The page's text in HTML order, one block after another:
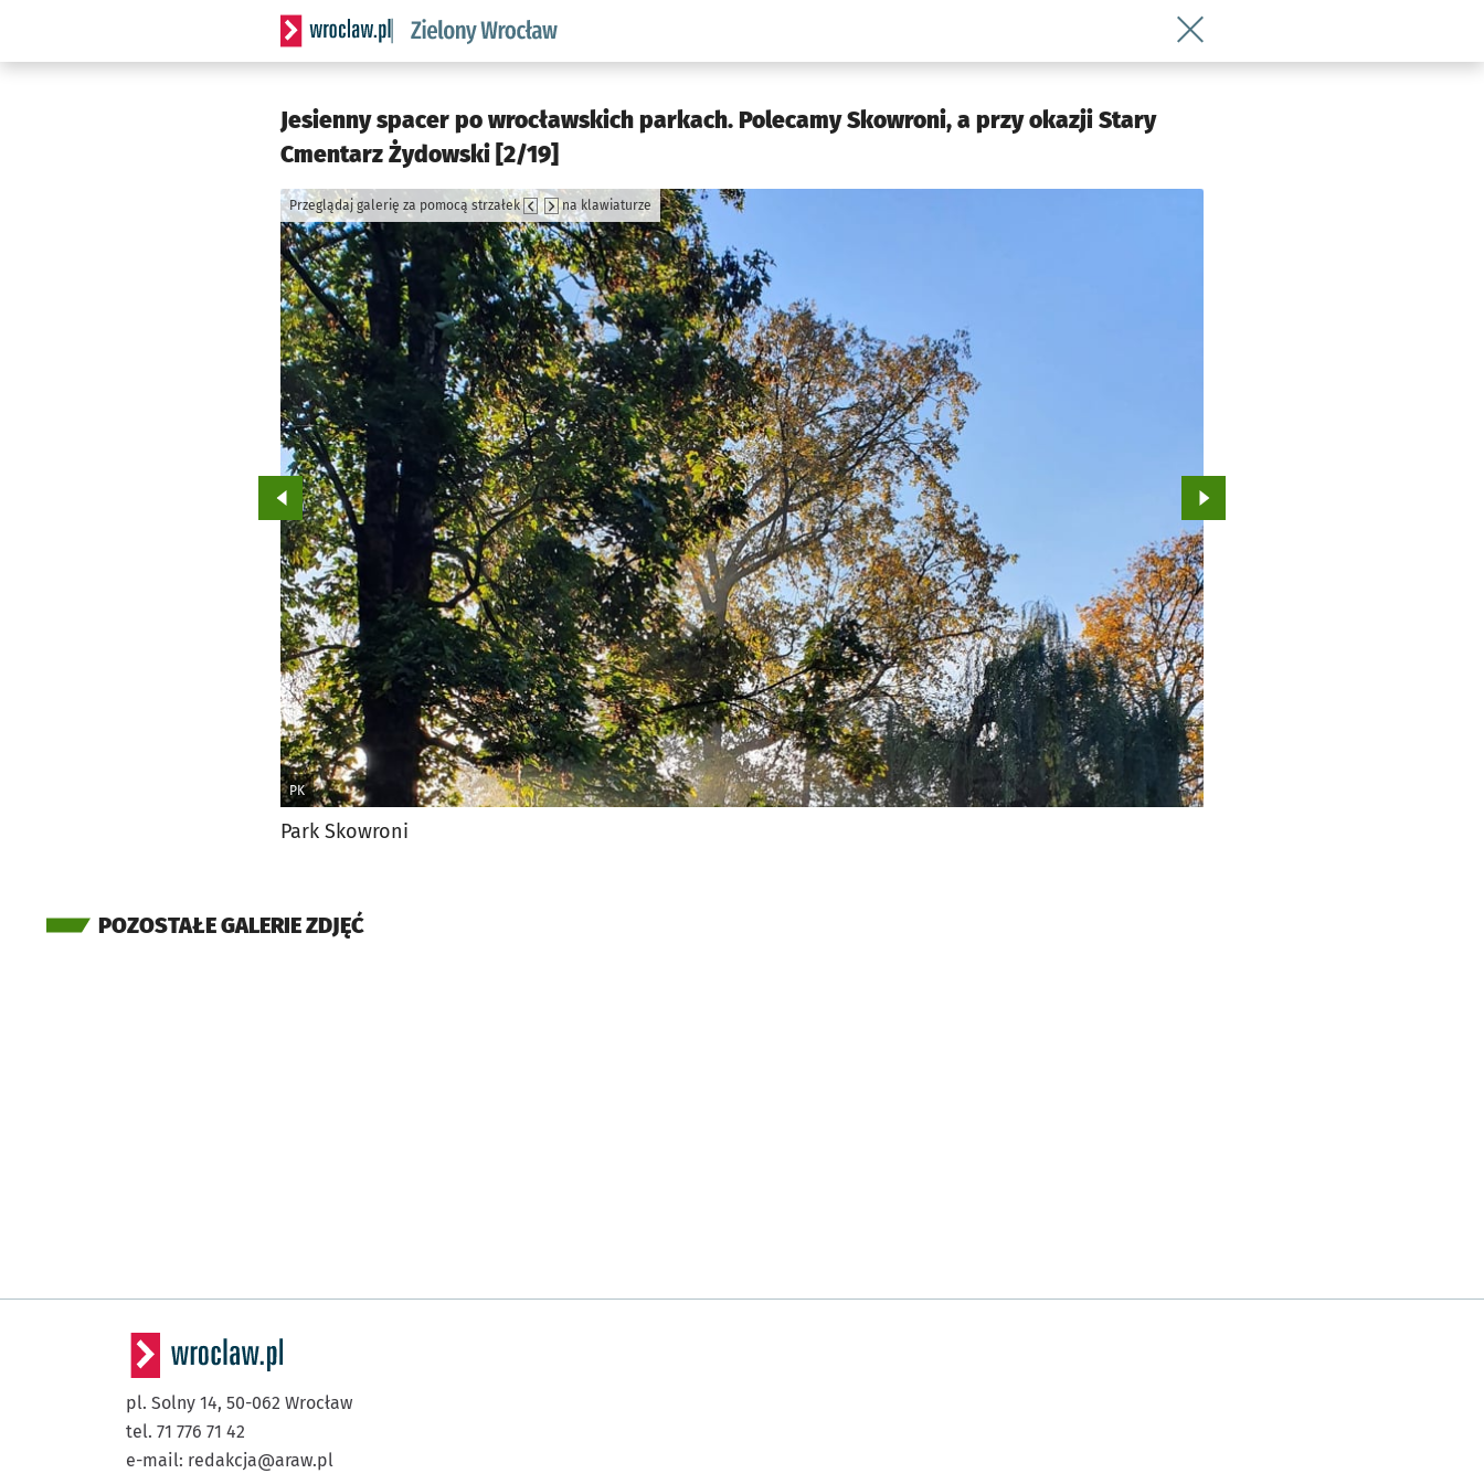
Serwis informacyjny wroclaw.pl podserwis: Środowisko we Wrocławiu
Wróć do artykułu Jesienny spacer po
Jesienny spacer po wrocławskich parkach. Polecamy Skowroni, a przy okazji Stary
Cmentarz Żydowski [2/19]
PK
Przeglądaj galerię za pomocą strzałek na klawiaturze
Przejdź do poprzedniego zdjęcia. Przejdź do kolejnego zdjęcia.
Park Skowroni
POZOSTAŁE GALERIE ZDJĘĆ
pl. Solny 14, 50-062 Wrocław
tel. 71 776 71 42
e-mail: redakcja@araw.pl